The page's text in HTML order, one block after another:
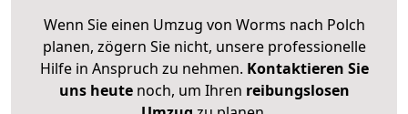
Wenn Sie einen Umzug von Worms nach Polch
planen, zögern Sie nicht, unsere professionelle
Hilfe in Anspruch zu nehmen. Kontaktieren Sie
uns heutenoch, um Ihren reibungslosen